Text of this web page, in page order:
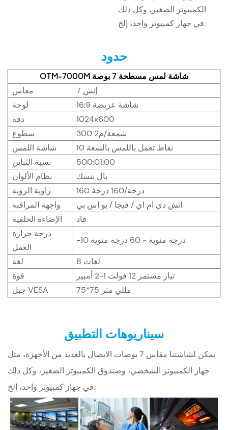
الكمبيوتر الصغير، وكل ذلك
في جهاز كمبيوتر واحد، إلخ.
حدود
OTM-7000M شاشة لمس مسطحة 7 بوصة
مقاس
7 إنش
لوحة
شاشة عريضة 16:9
دقة
1024x600
سطوع
300 شمعة/م2
شاشة اللمس
10 نقاط تعمل باللمس بالسعة
نسبة التباين
500:01:00
نظام الألوان
بال نتسك
زاوية الرؤية
160 درجة/160 درجة
واجهة المراقبة
اتش دي ام اي / فيجا / يو اس بي
الإضاءة الخلفية
قاد
درجة حرارة
العمل
-10 درجة مئوية ~ 60 درجة مئوية
لغة
8 لغات
قوة
تيار مستمر 12 فولت 1-2 أمبير
جبل VESA
75*75 مللي متر
سيناريوهات التطبيق
يمكن لشاشتنا مقاس 7 بوصات الاتصال بالعديد من الأجهزة، مثل
جهاز الكمبيوتر الشخصي، وصندوق الكمبيوتر الصغير، وكل ذلك
في جهاز كمبيوتر واحد، إلخ.